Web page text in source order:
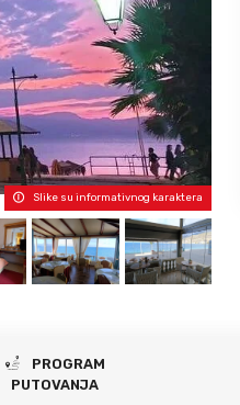
Kefalonija
Santorini
Mikonos
Rodos
Kipar
Krit
Slike su informativnog karaktera
PROGRAM
PUTOVANJA